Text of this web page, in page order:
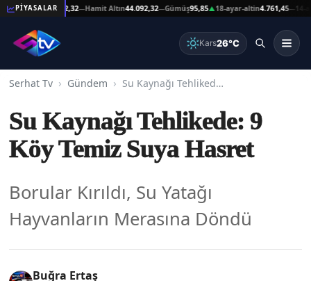
PİYASALAR
Altın44.092,32 Hamit Altın44.092,32—Gümüş95,85▲18-ayar-altin4.761,45—14-ayar-
Kars26°C
Serhat Tv Gündem Su Kaynağı Tehlikede: 9 Köy Temiz Suya Hasret
Su Kaynağı Tehlikede: 9
Köy Temiz Suya Hasret
Borular Kırıldı, Su Yatağı
Hayvanların Merasına Döndü
Buğra Ertaş